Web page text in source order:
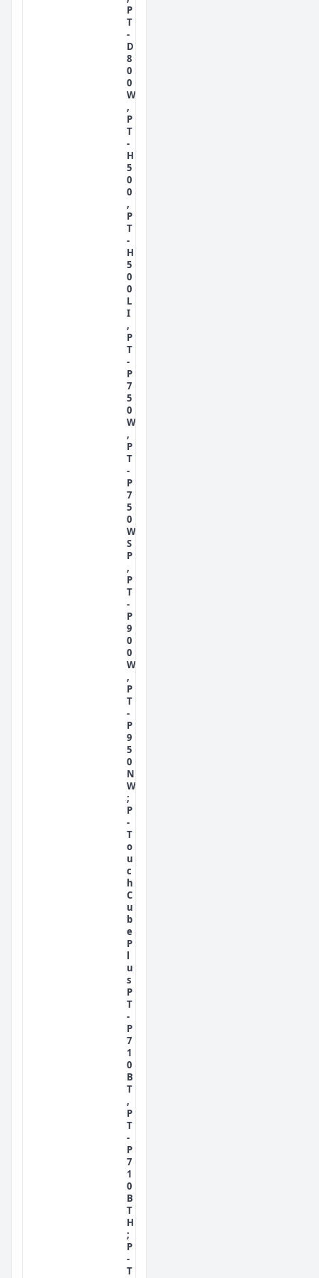
P
T
-
D
8
0
0
W
,
P
T
-
H
5
0
0
,
P
T
-
H
5
0
0
L
I
,
P
T
-
P
7
5
0
W
,
P
T
-
P
7
5
0
W
S
P
,
P
T
-
P
9
0
0
W
,
P
T
-
P
9
5
0
N
W
;
P
-
T
o
u
c
h
C
u
b
e
P
l
u
s
P
T
-
P
7
1
0
B
T
,
P
T
-
P
7
1
0
B
T
H
;
P
-
T